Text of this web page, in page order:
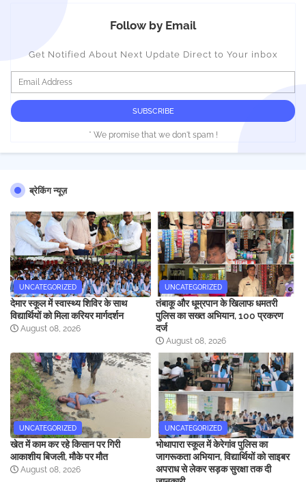
Follow by Email
Get Notified About Next Update Direct to Your inbox
* We promise that we don't spam !
ब्रेकिंग न्यूज़
UNCATEGORIZED
देमार स्कूल में स्वास्थ्य शिविर के साथ
विद्यार्थियों को मिला करियर मार्गदर्शन
August 08, 2026
UNCATEGORIZED
तंबाकू और धूम्रपान के खिलाफ धमतरी
पुलिस का सख्त अभियान, 100 प्रकरण
दर्ज
August 08, 2026
UNCATEGORIZED
खेत में काम कर रहे किसान पर गिरी
आकाशीय बिजली, मौके पर मौत
August 08, 2026
UNCATEGORIZED
भोथापारा स्कूल में केरेगांव पुलिस का
जागरूकता अभियान, विद्यार्थियों को साइबर
अपराध से लेकर सड़क सुरक्षा तक दी